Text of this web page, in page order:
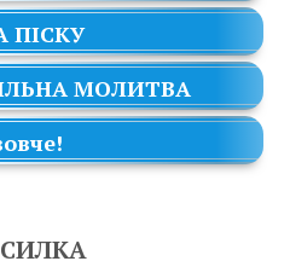
ПІСКУ
МОЛИТВА